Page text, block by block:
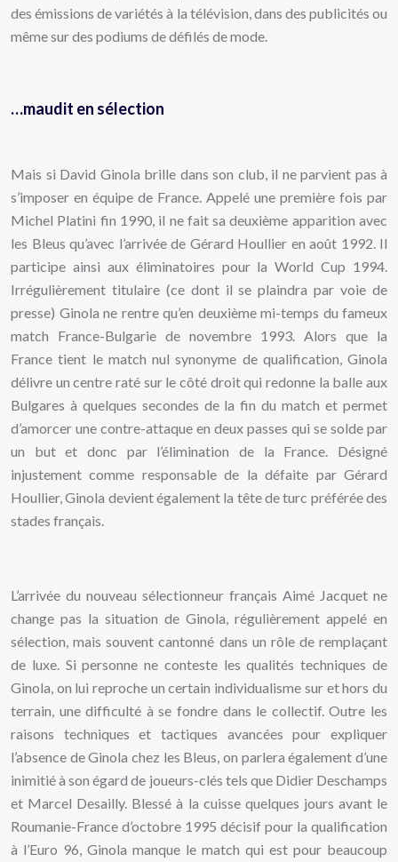
des émissions de variétés à la télévision, dans des publicités ou
même sur des podiums de défilés de mode.
…maudit en sélection
Mais si David Ginola brille dans son club, il ne parvient pas à
s’imposer en équipe de France. Appelé une première fois par
Michel Platini fin 1990, il ne fait sa deuxième apparition avec
les Bleus qu’avec l’arrivée de Gérard Houllier en août 1992. Il
participe ainsi aux éliminatoires pour la World Cup 1994.
Irrégulièrement titulaire (ce dont il se plaindra par voie de
presse) Ginola ne rentre qu’en deuxième mi-temps du fameux
match France-Bulgarie de novembre 1993. Alors que la
France tient le match nul synonyme de qualification, Ginola
délivre un centre raté sur le côté droit qui redonne la balle aux
Bulgares à quelques secondes de la fin du match et permet
d’amorcer une contre-attaque en deux passes qui se solde par
un but et donc par l’élimination de la France. Désigné
injustement comme responsable de la défaite par Gérard
Houllier, Ginola devient également la tête de turc préférée des
stades français.
L’arrivée du nouveau sélectionneur français Aimé Jacquet ne
change pas la situation de Ginola, régulièrement appelé en
sélection, mais souvent cantonné dans un rôle de remplaçant
de luxe. Si personne ne conteste les qualités techniques de
Ginola, on lui reproche un certain individualisme sur et hors du
terrain, une difficulté à se fondre dans le collectif. Outre les
raisons techniques et tactiques avancées pour expliquer
l’absence de Ginola chez les Bleus, on parlera également d’une
inimitié à son égard de joueurs-clés tels que Didier Deschamps
et Marcel Desailly. Blessé à la cuisse quelques jours avant le
Roumanie-France d’octobre 1995 décisif pour la qualification
à l’Euro 96, Ginola manque le match qui est pour beaucoup